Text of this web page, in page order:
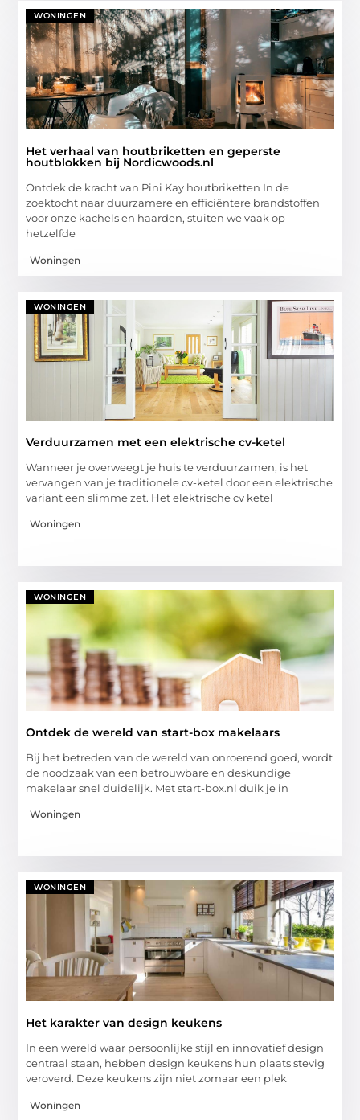
WONINGEN
Het verhaal van houtbriketten en geperste
houtblokken bij Nordicwoods.nl
Ontdek de kracht van Pini Kay houtbriketten In de
zoektocht naar duurzamere en efficiëntere brandstoffen
voor onze kachels en haarden, stuiten we vaak op
hetzelfde
Woningen
WONINGEN
Verduurzamen met een elektrische cv-ketel
Wanneer je overweegt je huis te verduurzamen, is het
vervangen van je traditionele cv-ketel door een elektrische
variant een slimme zet. Het elektrische cv ketel
Woningen
WONINGEN
Ontdek de wereld van start-box makelaars
Bij het betreden van de wereld van onroerend goed, wordt
de noodzaak van een betrouwbare en deskundige
makelaar snel duidelijk. Met start-box.nl duik je in
Woningen
WONINGEN
Het karakter van design keukens
In een wereld waar persoonlijke stijl en innovatief design
centraal staan, hebben design keukens hun plaats stevig
veroverd. Deze keukens zijn niet zomaar een plek
Woningen